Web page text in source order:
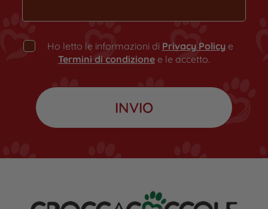
Ho letto le informazioni di Privacy Policye
Termini di condizione e le accetto.